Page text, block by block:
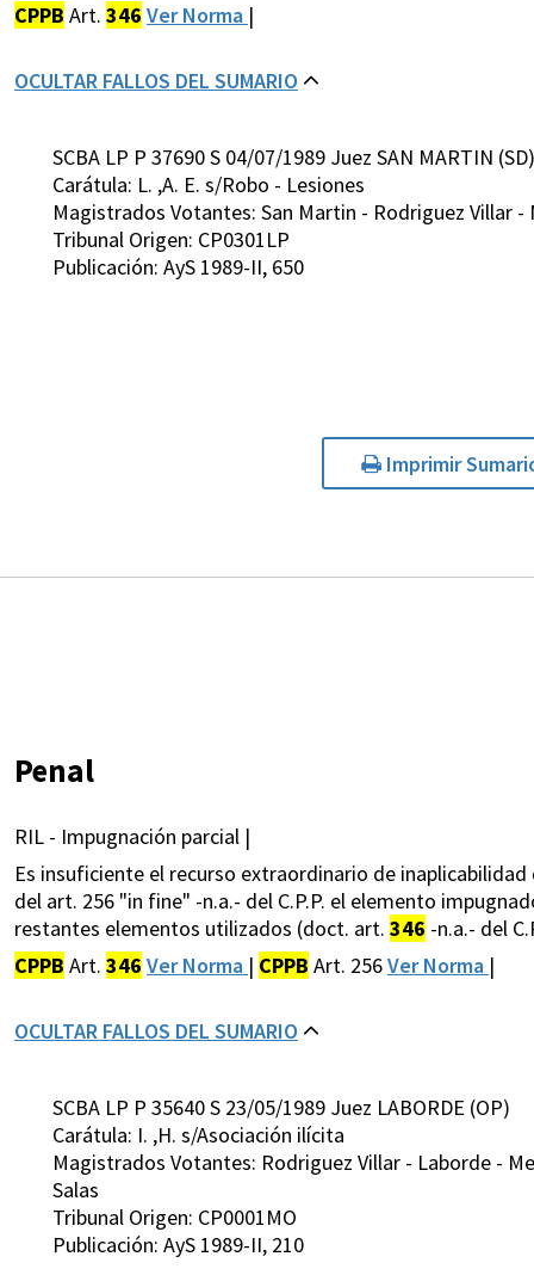
CPPB Art. 346 Ver Norma |
OCULTAR FALLOS DEL SUMARIO
SCBA LP P 37690 S 04/07/1989 Juez SAN MARTIN (SD)
Carátula: L. ,A. E. s/Robo - Lesiones
Magistrados Votantes: San Martin - Rodriguez Villar
Tribunal Origen: CP0301LP
Publicación: AyS 1989-II, 650
Imprimir
Penal
RIL - Impugnación parcial |
Es insuficiente el recurso extraordinario de
del art. 256 "in fine" -n.a.- del C.P.P. el elemento
restantes elementos utilizados (doct. art. 346 -n.a.- del
CPPB Art. 346 Ver Norma | CPPB Art. 256Ver Norma |
OCULTAR FALLOS DEL SUMARIO
SCBA LP P 35640 S 23/05/1989 Juez LABORDE (OP)
Carátula: I. ,H. s/Asociación ilícita
Magistrados Votantes: Rodriguez Villar - Laborde -
Salas
Tribunal Origen: CP0001MO
Publicación: AyS 1989-II, 210